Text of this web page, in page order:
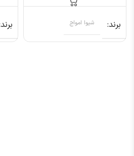
برند شیوا امواج برند